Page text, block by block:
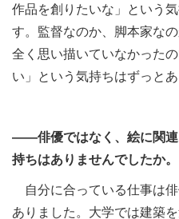
作品を創りたいな」という
す。監督なのか、脚本家な
全く思い描いていなかった
い」という気持ちはずっとあ
――俳優ではなく、絵に関連
持ちはありませんでしたか。
自分に合っている仕事は
ありました。大学では建築